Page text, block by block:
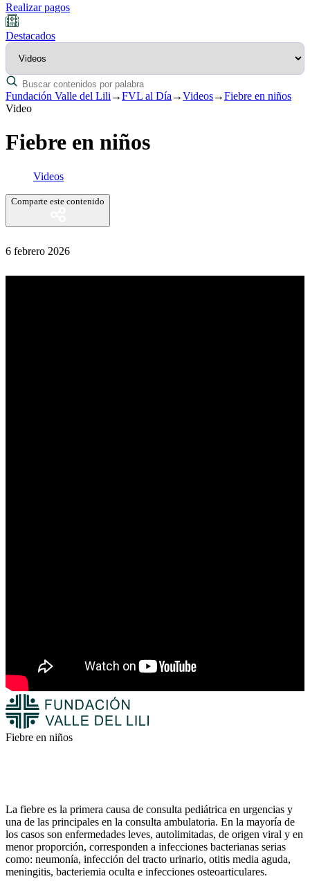
Realizar pagos
Destacados
Fundación Valle del Lili →FVL al Día →Videos→Fiebre en niños
Video
Fiebre en niños
Videos
Comparte este contenido
6 febrero 2026
Fiebre en niños
La fiebre es la primera causa de consulta pediátrica en urgencias y
una de las principales en la consulta ambulatoria. En la mayoría de
los casos son enfermedades leves, autolimitadas, de origen viral y en
menor proporción, corresponden a infecciones bacterianas serias
como: neumonía, infección del tracto urinario, otitis media aguda,
meningitis, bacteriemia oculta e infecciones osteoarticulares.